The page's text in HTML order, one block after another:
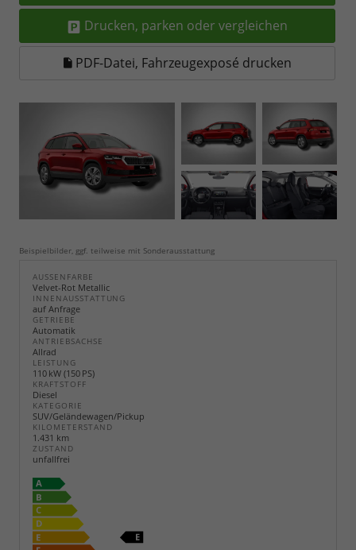
Drucken, parken oder vergleichen
PDF-Datei, Fahrzeugexposé drucken
Beispielbilder, ggf. teilweise mit Sonderausstattung
AUSSENFARBE
Velvet-Rot Metallic
INNENAUSSTATTUNG
auf Anfrage
GETRIEBE
Automatik
ANTRIEBSACHSE
Allrad
LEISTUNG
110 kW (150 PS)
KRAFTSTOFF
Diesel
KATEGORIE
SUV/Geländewagen/Pickup
KILOMETERSTAND
1.431 km
ZUSTAND
unfallfrei